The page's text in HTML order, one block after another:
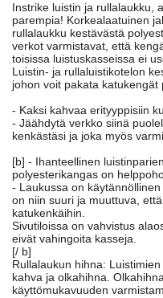
Instrike luistin ja rullalaukku,
parempia! Korkealaatuinen
rullalaukku kestävästä
verkot varmistavat, että
toisissa luistuskasseissa ei
Luistin- ja rullaluistikotelon
johon voit pakata katukengät
- Kaksi kahvaa erityyppisiin
- Jäähdytä verkko siinä
kenkästäsi ja joka myös
[b] - Ihanteellinen
polyesterikangas on
- Laukussa on
on niin suuri ja muuttuva,
katukenkäihin.
Sivutiloissa on vahvistus
eivät vahingoita kasseja.
[/ b]
Rullalaukun hihna:
kahva ja olkahihna.
käyttömukavuuden